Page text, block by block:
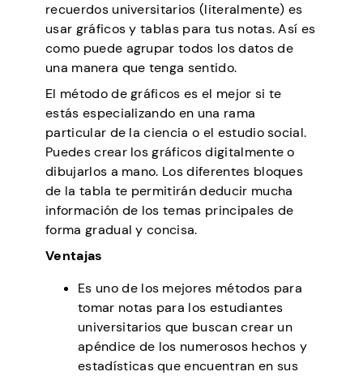
recuerdos universitarios (literalmente) es
usar gráficos y tablas para tus notas. Así es
como puede agrupar todos los datos de
una manera que tenga sentido.
El método de gráficos es el mejor si te
estás especializando en una rama
particular de la ciencia o el estudio social.
Puedes crear los gráficos digitalmente o
dibujarlos a mano. Los diferentes bloques
de la tabla te permitirán deducir mucha
información de los temas principales de
forma gradual y concisa.
Ventajas
Es uno de los mejores métodos para
tomar notas para los estudiantes
universitarios que buscan crear un
apéndice de los numerosos hechos y
estadísticas que encuentran en sus